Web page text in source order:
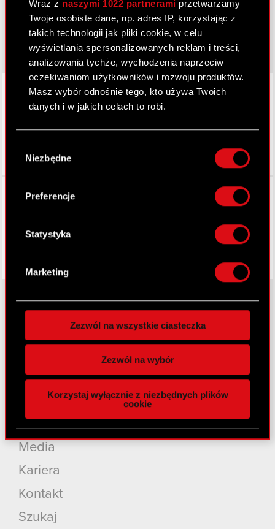
Wraz z naszymi 1022 partnerami przetwarzamy
Twoje osobiste dane, np. adres IP, korzystając z
takich technologii jak pliki cookie, w celu
wyświetlania spersonalizowanych reklam i treści,
analizowania tychże, wychodzenia naprzeciw
oczekiwaniom użytkowników i rozwoju produktów.
Masz wybór odnośnie tego, kto używa Twoich
danych i w jakich celach to robi.
Gromadzić dane dotyczące Twojej
lokalizacji geograficznej z dokładnością nawet
Identyfikować Twoje urządzenie, aktywnie
analizując charakteryzującego je zbiory
palca)
osobiste dane są przetwarzane oraz ustaw własne
preferencje w
. W Deklaracji
zgodę w dowolnej chwili.
funkcje społecznościowe i analizować ruch w
naszej witrynie. Informacje o tym, jak korzystasz
z naszej witryny, udostępniamy partnerom
społecznościowym, reklamowym i analitycznym.
Partnerzy mogą połączyć te informacje z innymi
danymi otrzymanymi od Ciebie lub uzyskanymi
korzystanie z naszej witryny, zgadasz się na
zgody
Niezbędne
Preferencje
Statystyka
Marketing
Zezwól na wszystkie ciasteczka
Zezwól na wybór
Korzystaj wyłącznie z niezbędnych plików
cookie
cyberpunk.net
gear.cdprojektred.com
LinkedIn
O CD PROJEKT
Grupa Kapitałowa
Nasz biznes
Inwestorzy
Media
Kariera
Kontakt
Szukaj